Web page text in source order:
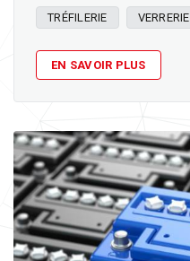
TRÉFILERIE VERRERIE
EN SAVOIR PLUS